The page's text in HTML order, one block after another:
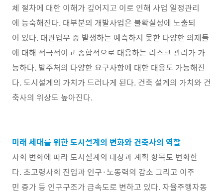
체 절차에 대한 이해가 깊어지고 이로 인해 사업 일정관리
에 능숙해진다. 대부분의 개발사업은 불확실성에 노출되
어 있다. 대관업무 중 발생하는 예측하지 못한 다양한 의제들
에 대해 적극적이고 종합적으로 대응하는 리스크 관리가 가
능하다. 발주처의 다양한 요구사항에 대한 대응도 가능해진
다. 도시설계의 가치가 드러나게 된다. 건축 설계의 가치와 건
축사의 위상도 높아진다.
미래 세대를 위한 도시설계의 변화와 건축사의 역할
사회 변화에 따라 도시설계의 대상과 계획 항목도 변화한
다. 초고령사회 진입과 인구·노동력의 감소 그리고 이주
민 증가 등 인구구조가 급속도로 변하고 있다. 자율주행자동